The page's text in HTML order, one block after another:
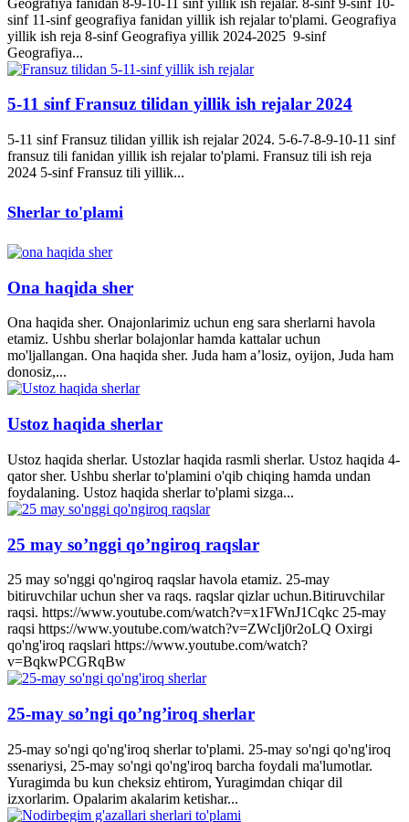
sinf 11-sinf geografiya fanidan yillik ish rejalar to'plami. Geografiya
yillik ish reja 8-sinf Geografiya yillik 2024-2025 9-sinf
Geografiya...
5-11 sinf Fransuz tilidan yillik ish rejalar 2024
5-11 sinf Fransuz tilidan yillik ish rejalar 2024. 5-6-7-8-9-10-11 sinf
fransuz tili fanidan yillik ish rejalar to'plami. Fransuz tili ish reja
2024 5-sinf Fransuz tili yillik...
Sherlar to'plami
Ona haqida sher
Ona haqida sher. Onajonlarimiz uchun eng sara sherlarni havola
etamiz. Ushbu sherlar bolajonlar hamda kattalar uchun
mo'ljallangan. Ona haqida sher. Juda ham a’losiz, oyijon, Juda ham
donosiz,...
Ustoz haqida sherlar
Ustoz haqida sherlar. Ustozlar haqida rasmli sherlar. Ustoz haqida 4-
qator sher. Ushbu sherlar to'plamini o'qib chiqing hamda undan
foydalaning. Ustoz haqida sherlar to'plami sizga...
25 may so’nggi qo’ngiroq raqslar
25 may so'nggi qo'ngiroq raqslar havola etamiz. 25-may
bitiruvchilar uchun sher va raqs. raqslar qizlar uchun.Bitiruvchilar
raqsi. https://www.youtube.com/watch?v=x1FWnJ1Cqkc 25-may
raqsi https://www.youtube.com/watch?v=ZWcIj0r2oLQ Oxirgi
qo'ng'iroq raqslari https://www.youtube.com/watch?
v=BqkwPCGRqBw
25-may so’ngi qo’ng’iroq sherlar
25-may so'ngi qo'ng'iroq sherlar to'plami. 25-may so'ngi qo'ng'iroq
ssenariysi, 25-may so'ngi qo'ng'iroq barcha foydali ma'lumotlar.
Yuragimda bu kun cheksiz ehtirom, Yuragimdan chiqar dil
izxorlarim. Opalarim akalarim ketishar...